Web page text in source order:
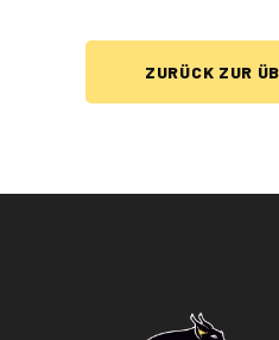
ZURÜCK ZUR